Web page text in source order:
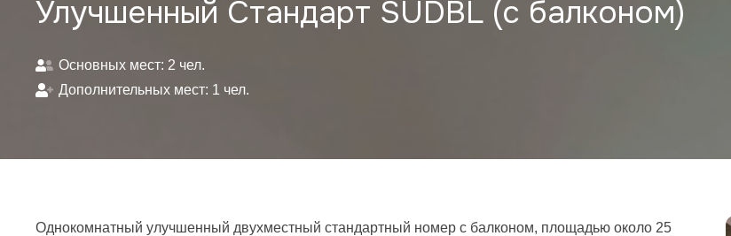
Улучшенный Стандарт SUDBL (с балконом)
Основных мест: 2 чел.
Дополнительных мест: 1 чел.
Однокомнатный улучшенный двухместный стандартный номер с балконом, площадью около 25